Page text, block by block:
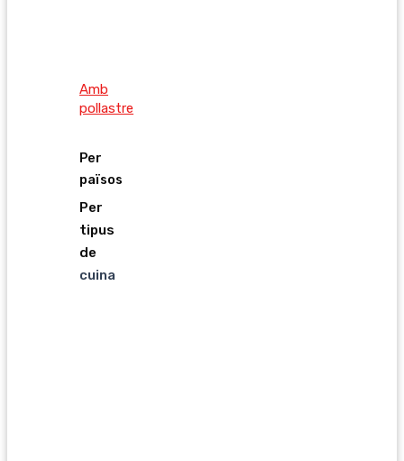
Amb
pollastre
Per
països
Per
tipus
de
cuina